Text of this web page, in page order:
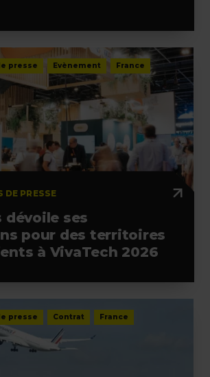
presse Evènement France
DE PRESSE
dévoile ses
pour des territoires
à VivaTech 2026
presse Contrat France